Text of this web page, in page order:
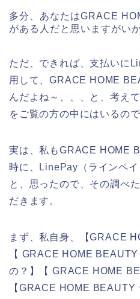
多分、あなたはGRACE
がある人だと思いますがい
ただ、できれば、支払いに
用して、GRACE HOME
んだよね～、、、と、考え
をご覧の方の中にはいるの
実は、私もGRACE HOME
時に、LinePay（ラインペ
と、思ったので、その調べ
だきます。
まず、私自身、【GRACE
【 GRACE HOME
の？】【 GRACE HOME
【GRACE HOME